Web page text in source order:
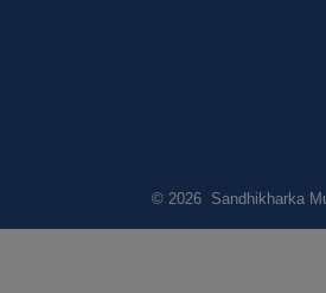
© 2026 Sandhikharka